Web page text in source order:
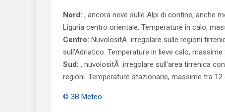
Nord: , ancora neve sulle Alpi di confine, anche
Liguria centro orientale. Temperature in calo,
Centro: NuvolositÃ irregolare sulle regioni
sull’Adriatico. Temperature in lieve calo, massime
Sud: , nuvolositÃ irregolare sull’area tirrenica
regioni. Temperature stazionarie, massime tra 12
© 3B Meteo